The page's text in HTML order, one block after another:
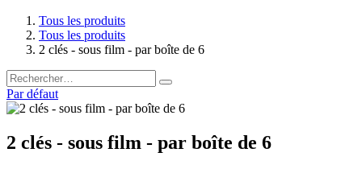
Tous les produits
Tous les produits
2 clés - sous film - par boîte de 6
Par défaut
2 clés - sous film - par boîte de 6